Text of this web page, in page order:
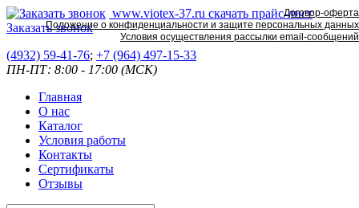
www.viotex-37.ru скачать прайс-лист
Заказать звонок
(4932) 59-41-76; +7 (964) 497-15-33
ПН-ПТ: 8:00 - 17:00 (МСК)
Главная
О нас
Каталог
Условия работы
Контакты
Сертификаты
Отзывы
Договор-оферта
Положение о конфиденциальности и защите персональных данных
Условия осуществления рассылки email-сообщений